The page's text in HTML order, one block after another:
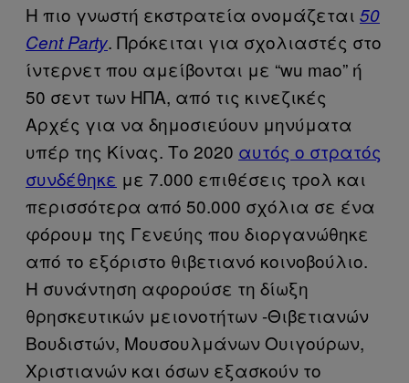
Η πιο γνωστή εκστρατεία ονομάζεται 50
Cent Party. Πρόκειται για σχολιαστές στο
ίντερνετ που αμείβονται με “wu mao” ή
50 σεντ των ΗΠΑ, από τις κινεζικές
Αρχές για να δημοσιεύουν μηνύματα
υπέρ της Κίνας. Το 2020 αυτός ο στρατός
συνδέθηκε με 7.000 επιθέσεις τρολ και
περισσότερα από 50.000 σχόλια σε ένα
φόρουμ της Γενεύης που διοργανώθηκε
από το εξόριστο θιβετιανό κοινοβούλιο.
Η συνάντηση αφορούσε τη δίωξη
θρησκευτικών μειονοτήτων -Θιβετιανών
Βουδιστών, Μουσουλμάνων Ουιγούρων,
Χριστιανών και όσων εξασκούν το